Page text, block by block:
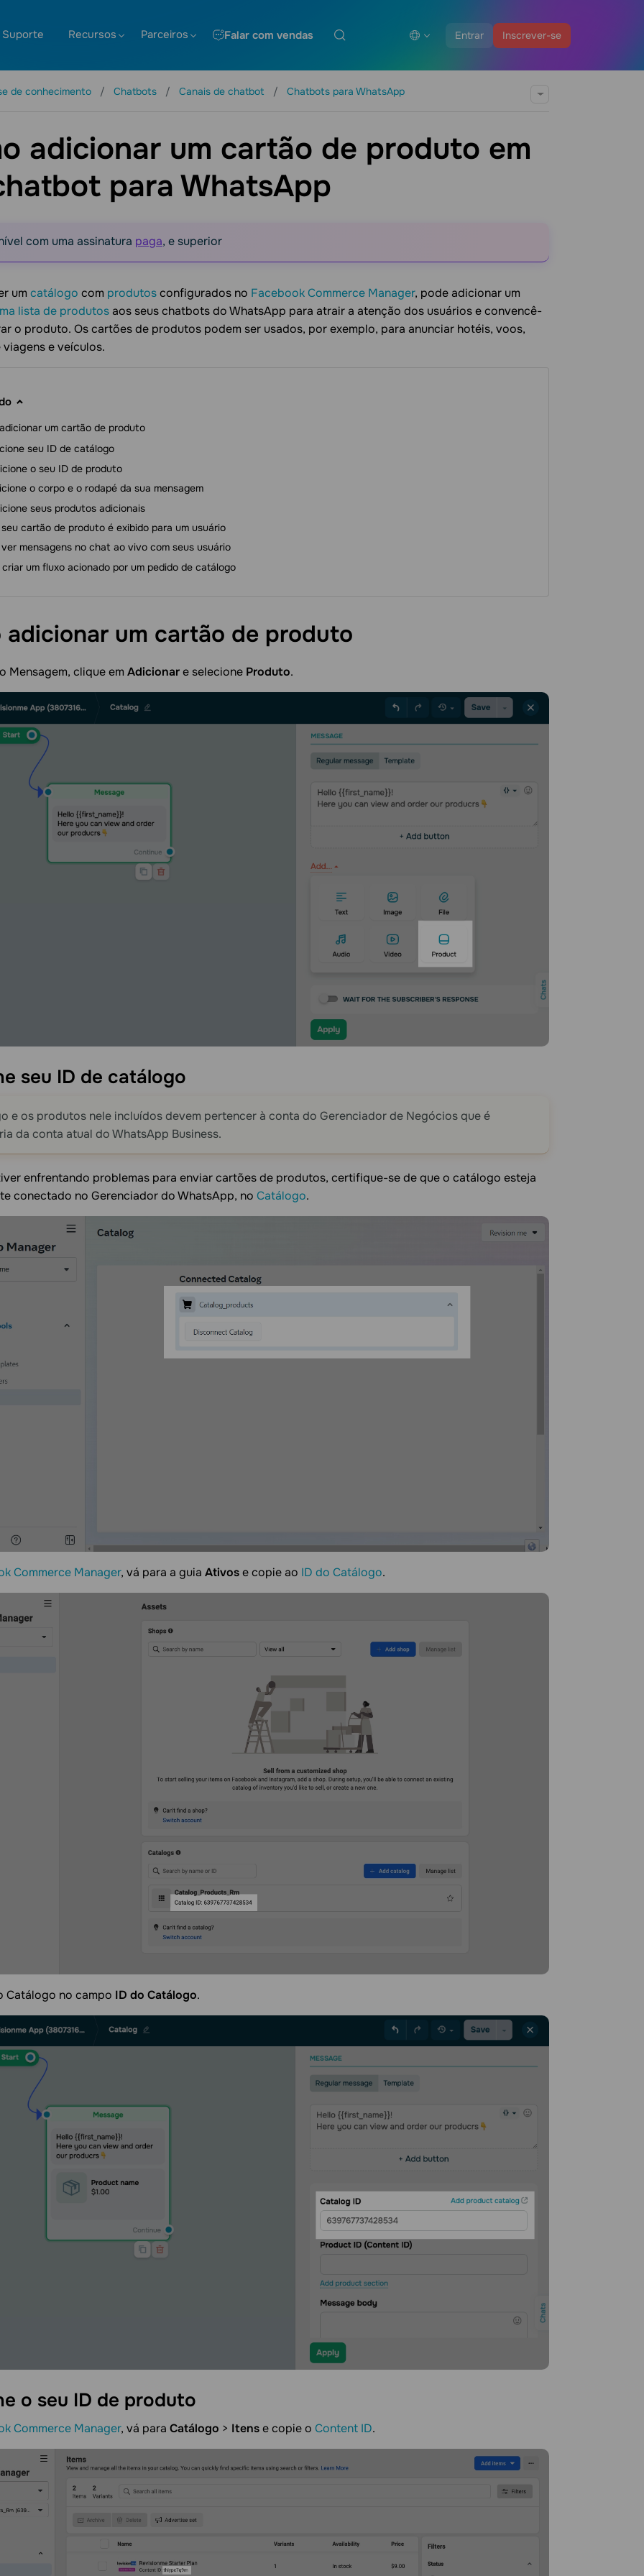
Entrar Inscrever-se
Suporte Recursos Parceiros Falar com vendas
de conhecimento Chatbots Canais de chatbot Chatbots para WhatsApp
adicionar um cartão de produto em
para WhatsApp
com uma assinatura paga, e superior
um catálogo com produtosconfigurados no Facebook Commerce Manager, pode adicionar um
lista de produtosaos seus chatbots do WhatsApp para atrair a atenção dos usuários e convencê-
o produto. Os cartões de produtos podem ser usados, por exemplo, para anunciar hotéis, voos,
e veículos.
um cartão de produto
seu ID de catálogo
o seu ID de produto
o corpo e o rodapé da sua mensagem
seus produtos adicionais
cartão de produto é exibido para um usuário
mensagens no chat ao vivo com seus usuário
criar um fluxo acionado por um pedido de catálogo
adicionar um cartão de produto
Mensagem, clique em Adicionare selecione Produto.
seu ID de catálogo
e os produtos nele incluídos devem pertencer à conta do Gerenciador de Negócios que é
da conta atual do WhatsApp Business.
enfrentando problemas para enviar cartões de produtos, certifique-se de que o catálogo esteja
conectado no Gerenciador do WhatsApp, no Catálogo.
Commerce Manager, vá para a guia Ativose copie ao ID do Catálogo.
Catálogo no campo ID do Catálogo.
o seu ID de produto
Commerce Manager, vá para Catálogo > Itense copie o Content ID.